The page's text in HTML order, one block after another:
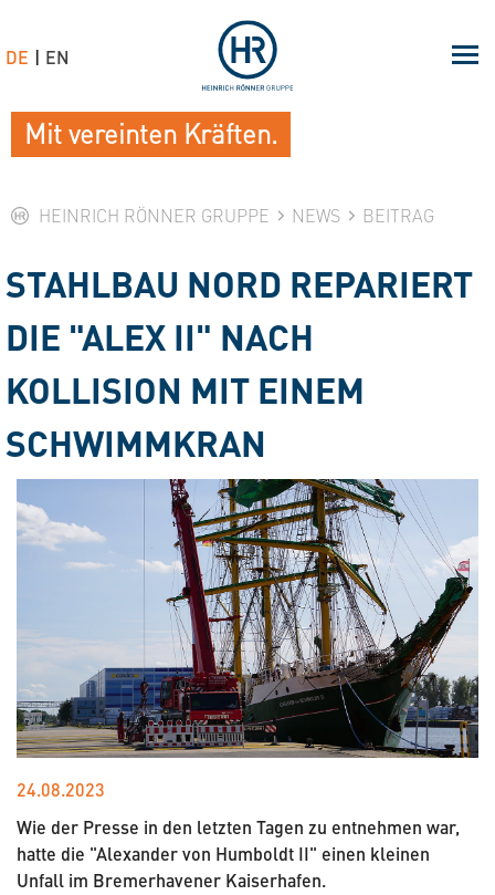
HEINRICH RÖNNER GRUPPE NEWS BEITRAG
STAHLBAU NORD REPARIERT
DIE "ALEX II" NACH
KOLLISION MIT EINEM
SCHWIMMKRAN
24.08.2023
Wie der Presse in den letzten Tagen zu entnehmen war,
hatte die "Alexander von Humboldt II" einen kleinen
Unfall im Bremerhavener Kaiserhafen.
Mit vereinten Kräften.
DE EN